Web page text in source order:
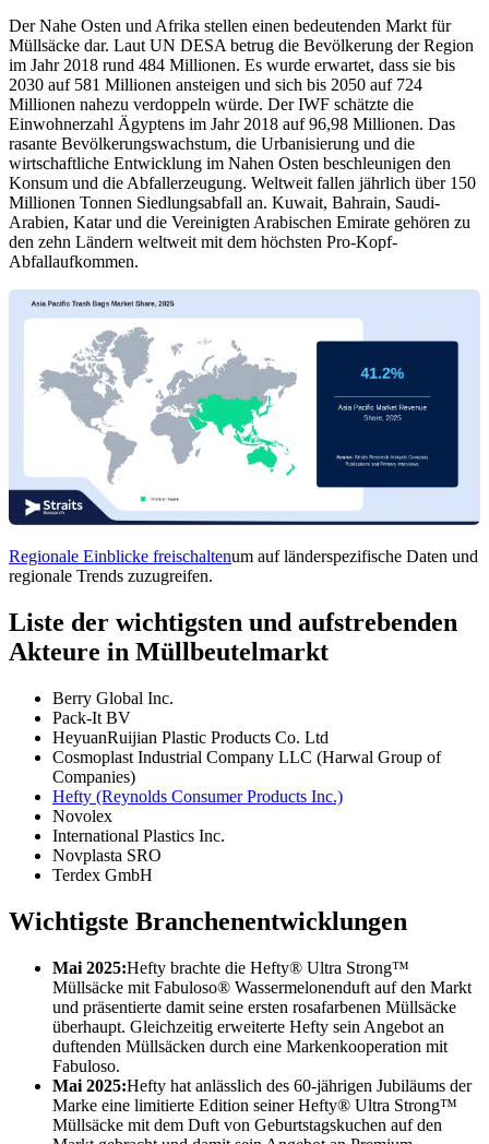
Der Nahe Osten und Afrika stellen einen bedeutenden Markt für
Müllsäcke dar. Laut UN DESA betrug die Bevölkerung der Region
im Jahr 2018 rund 484 Millionen. Es wurde erwartet, dass sie bis
2030 auf 581 Millionen ansteigen und sich bis 2050 auf 724
Millionen nahezu verdoppeln würde. Der IWF schätzte die
Einwohnerzahl Ägyptens im Jahr 2018 auf 96,98 Millionen. Das
rasante Bevölkerungswachstum, die Urbanisierung und die
wirtschaftliche Entwicklung im Nahen Osten beschleunigen den
Konsum und die Abfallerzeugung. Weltweit fallen jährlich über 150
Millionen Tonnen Siedlungsabfall an. Kuwait, Bahrain, Saudi-
Arabien, Katar und die Vereinigten Arabischen Emirate gehören zu
den zehn Ländern weltweit mit dem höchsten Pro-Kopf-
Abfallaufkommen.
Regionale Einblicke freischaltenum auf länderspezifische Daten und
regionale Trends zuzugreifen.
Liste der wichtigsten und aufstrebenden
Akteure in Müllbeutelmarkt
Berry Global Inc.
Pack-It BV
HeyuanRuijian Plastic Products Co. Ltd
Cosmoplast Industrial Company LLC (Harwal Group of
Companies)
Hefty (Reynolds Consumer Products Inc.)
Novolex
International Plastics Inc.
Novplasta SRO
Terdex GmbH
Wichtigste Branchenentwicklungen
Mai 2025:Hefty brachte die Hefty® Ultra Strong™
Müllsäcke mit Fabuloso® Wassermelonenduft auf den Markt
und präsentierte damit seine ersten rosafarbenen Müllsäcke
überhaupt. Gleichzeitig erweiterte Hefty sein Angebot an
duftenden Müllsäcken durch eine Markenkooperation mit
Fabuloso.
Mai 2025:Hefty hat anlässlich des 60-jährigen Jubiläums der
Marke eine limitierte Edition seiner Hefty® Ultra Strong™
Müllsäcke mit dem Duft von Geburtstagskuchen auf den